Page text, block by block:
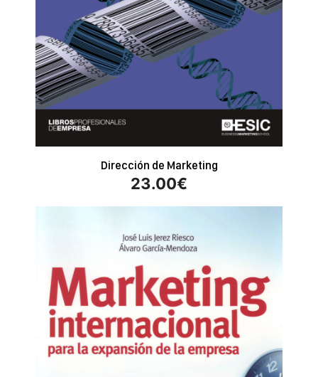
Dirección de Marketing
23.00€